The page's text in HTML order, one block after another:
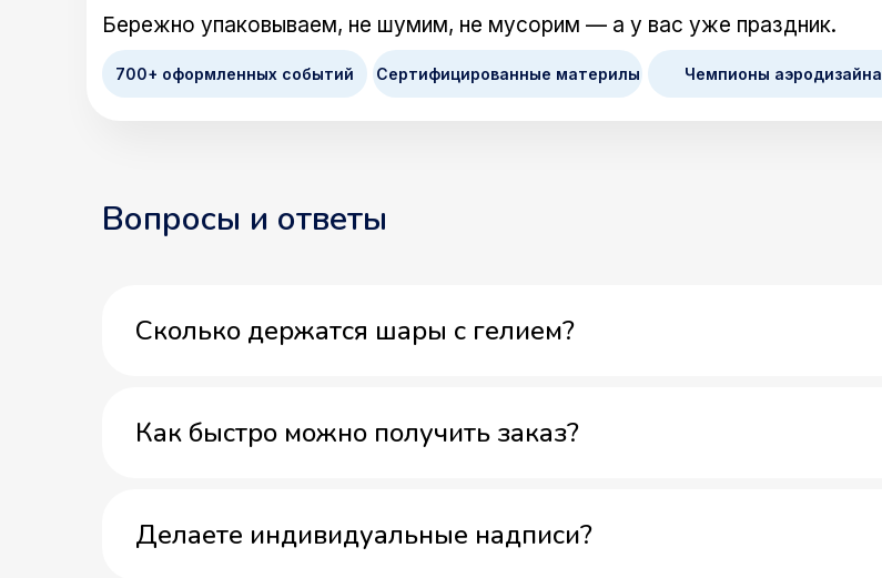
Бережно упаковываем, не шумим, не мусорим — а у вас уже праздник.
Чемпионы аэродизайна
Сертифицированные материлы
700+ оформленных событий
Вопросы и ответы
Сколько держатся шары с гелием?
Как быстро можно получить заказ?
Делаете индивидуальные надписи?